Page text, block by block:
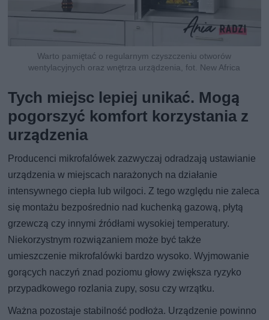
Warto pamiętać o regularnym czyszczeniu otworów
wentylacyjnych oraz wnętrza urządzenia, fot. New Africa
Tych miejsc lepiej unikać. Mogą
pogorszyć komfort korzystania z
urządzenia
Producenci mikrofalówek zazwyczaj odradzają ustawianie
urządzenia w miejscach narażonych na działanie
intensywnego ciepła lub wilgoci. Z tego względu nie zaleca
się montażu bezpośrednio nad kuchenką gazową, płytą
grzewczą czy innymi źródłami wysokiej temperatury.
Niekorzystnym rozwiązaniem może być także
umieszczenie mikrofalówki bardzo wysoko. Wyjmowanie
gorących naczyń znad poziomu głowy zwiększa ryzyko
przypadkowego rozlania zupy, sosu czy wrzątku.
Ważna pozostaje stabilność podłoża. Urządzenie powinno